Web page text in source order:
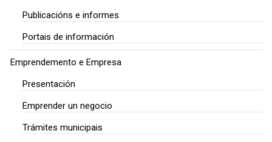
Publicacións e informes
Portais de información
Emprendemento e Empresa
Presentación
Emprender un negocio
Trámites municipais